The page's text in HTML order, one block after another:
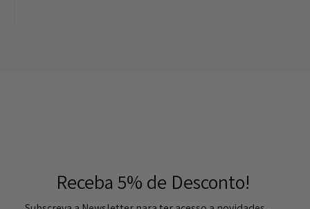
Receba 5% de Desconto!